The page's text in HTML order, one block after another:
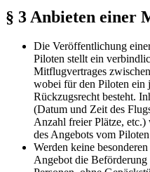
§ 3 Anbieten einer
Die Veröffentlichung
Piloten stellt ein
Mitflugvertrages
wobei für den Piloten ein
Rückzugsrecht besteht.
(Datum und Zeit des
Anzahl freier Plätze,
des Angebots vom
Werden keine
Angebot die